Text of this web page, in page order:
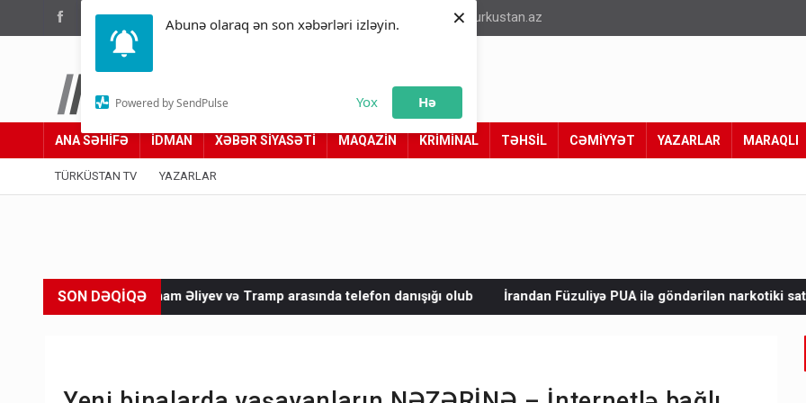
Abunə olaraq ən son xəbərləri izləyin.
Powered by SendPulse Yox Hə
×
(012) 449 94 05 info@turkustan.az
Türküstan.az
Adımız yolumuzdur
ANA SƏHİFƏ İDMAN XƏBƏR SİYASƏTİ MAQAZİN KRİMİNAL TƏHSİL CƏMİYYƏT YAZARLAR MARAQLI
TÜRKÜSTAN TV YAZARLAR
SON DƏQİQƏ
Əliyev və Tramp arasında telefon danışığı olub İrandan Füzuliyə PUA ilə göndərilən narkotiki satmaq istəyirdilər -